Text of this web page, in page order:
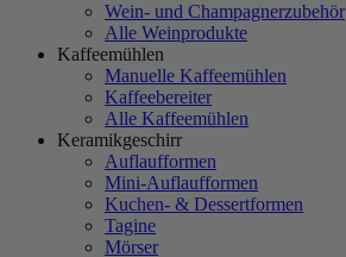
Wein- und Champagnerzubehör
Alle Weinprodukte
Kaffeemühlen
Manuelle Kaffeemühlen
Kaffeebereiter
Alle Kaffeemühlen
Keramikgeschirr
Auflaufformen
Mini-Auflaufformen
Kuchen- & Dessertformen
Tagine
Mörser